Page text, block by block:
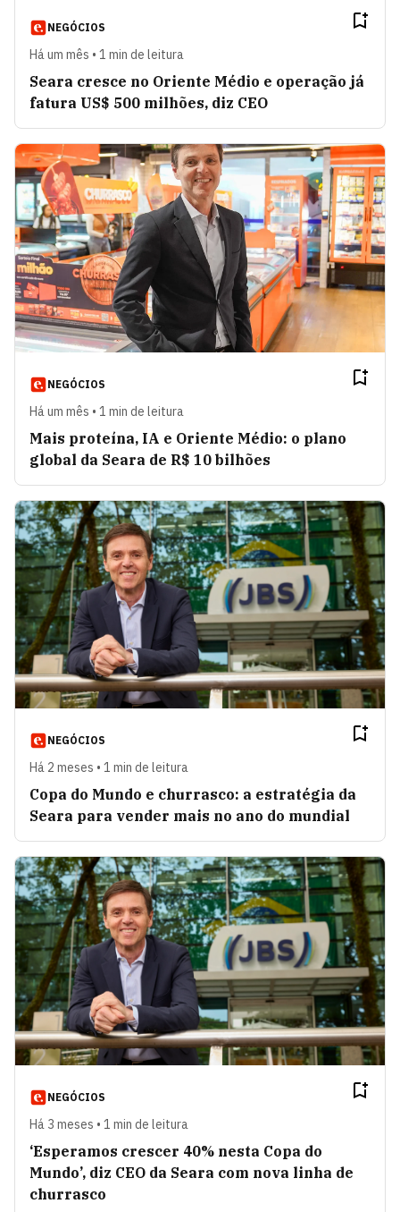
NEGÓCIOS
Há um mês • 1 min de leitura
Seara cresce no Oriente Médio e operação já
fatura US$ 500 milhões, diz CEO
NEGÓCIOS
Há um mês • 1 min de leitura
Mais proteína, IA e Oriente Médio: o plano
global da Seara de R$ 10 bilhões
NEGÓCIOS
Há 2 meses • 1 min de leitura
Copa do Mundo e churrasco: a estratégia da
Seara para vender mais no ano do mundial
NEGÓCIOS
Há 3 meses • 1 min de leitura
‘Esperamos crescer 40% nesta Copa do
Mundo’, diz CEO da Seara com nova linha de
churrasco